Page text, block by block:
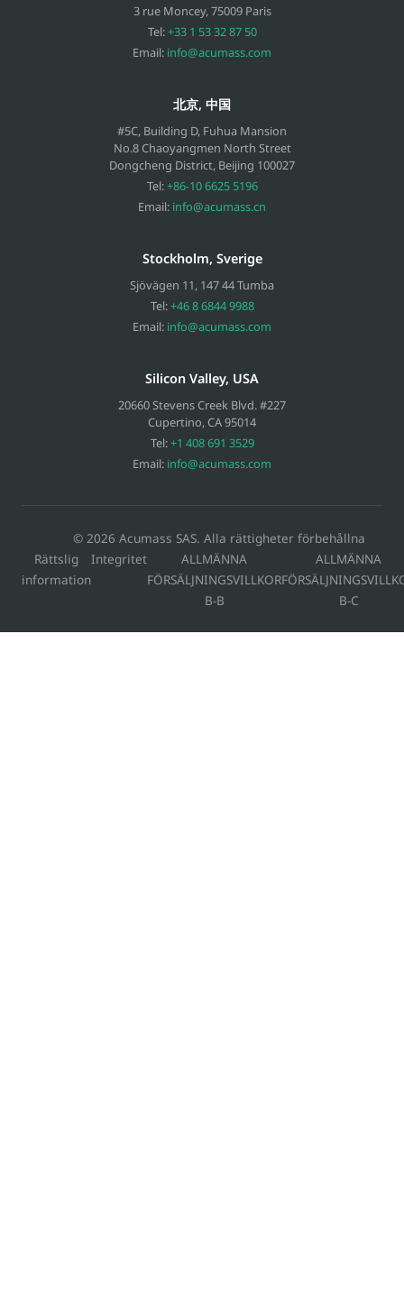
3 rue Moncey,75009 Paris
Tel:+33 1 53 32 87 50
Email: info@acumass.com
北京, 中国
#5C, Building D, Fuhua Mansion
No.8 Chaoyangmen North Street
Dongcheng District, Beijing 100027
Tel:+86-10 6625 5196
Email: info@acumass.cn
Stockholm, Sverige
Sjövägen 11, 147 44Tumba
Tel:+46 8 6844 9988
Email: info@acumass.com
Silicon Valley, USA
20660 Stevens Creek Blvd. #227
Cupertino,CA95014
Tel:+1 408 691 3529
Email: info@acumass.com
© 2026 Acumass SAS. Alla rättigheter förbehållna
Rättslig
information
Integritet
ALLMÄNNA
FÖRSÄLJNINGSVILLKOR
B-B
ALLMÄNNA
B-C